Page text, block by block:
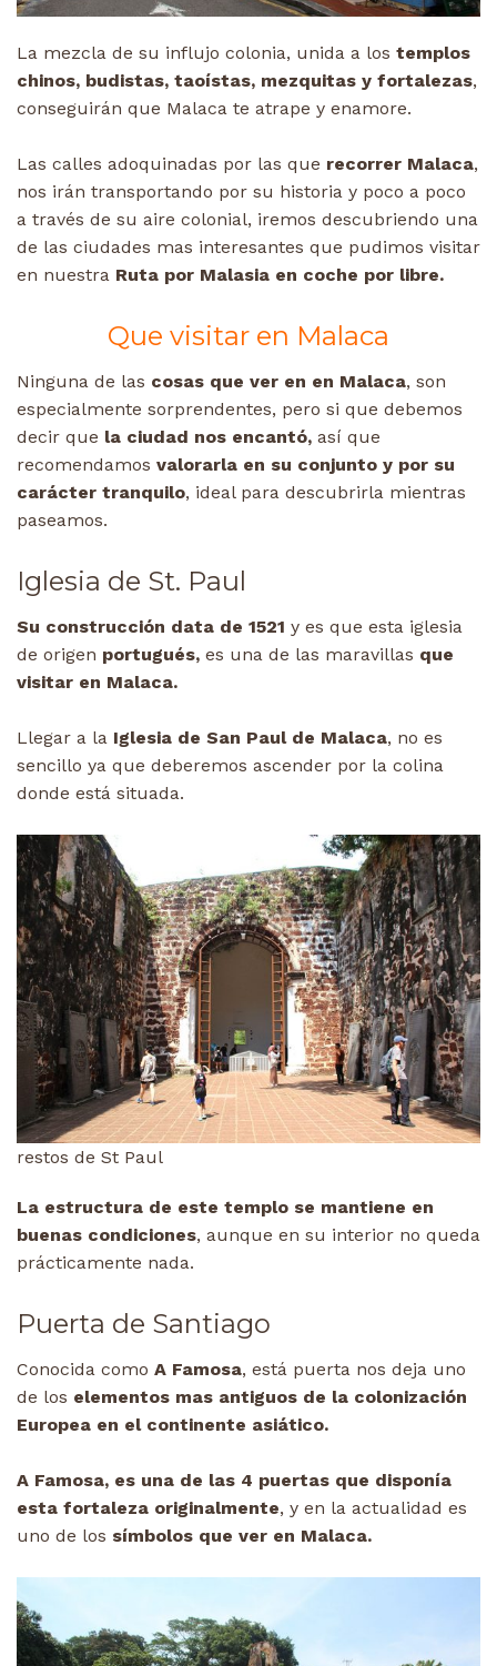
La mezcla de su influjo colonia, unida a los templos
chinos, budistas, taoístas, mezquitas y fortalezas,
conseguirán que Malaca te atrape y enamore.
Las calles adoquinadas por las que recorrer Malaca,
nos irán transportando por su historia y poco a poco
a través de su aire colonial, iremos descubriendo una
de las ciudades mas interesantes que pudimos visitar
en nuestra Ruta por Malasia en coche por libre.
Que visitar en Malaca
Ninguna de las cosas que ver en en Malaca, son
especialmente sorprendentes, pero si que debemos
decir que la ciudad nos encantó, así que
recomendamos valorarla en su conjunto y por su
carácter tranquilo, ideal para descubrirla mientras
paseamos.
Iglesia de St. Paul
Su construcción data de 1521 y es que esta iglesia
de origen portugués, es una de las maravillas que
visitar en Malaca.
Llegar a la Iglesia de San Paul de Malaca, no es
sencillo ya que deberemos ascender por la colina
donde está situada.
restos de St Paul
La estructura de este templo se mantiene en
buenas condiciones, aunque en su interior no queda
prácticamente nada.
Puerta de Santiago
Conocida como A Famosa, está puerta nos deja uno
de los elementos mas antiguos de la colonización
Europea en el continente asiático.
A Famosa, es una de las 4 puertas que disponía
esta fortaleza originalmente, y en la actualidad es
uno de los símbolos que ver en Malaca.